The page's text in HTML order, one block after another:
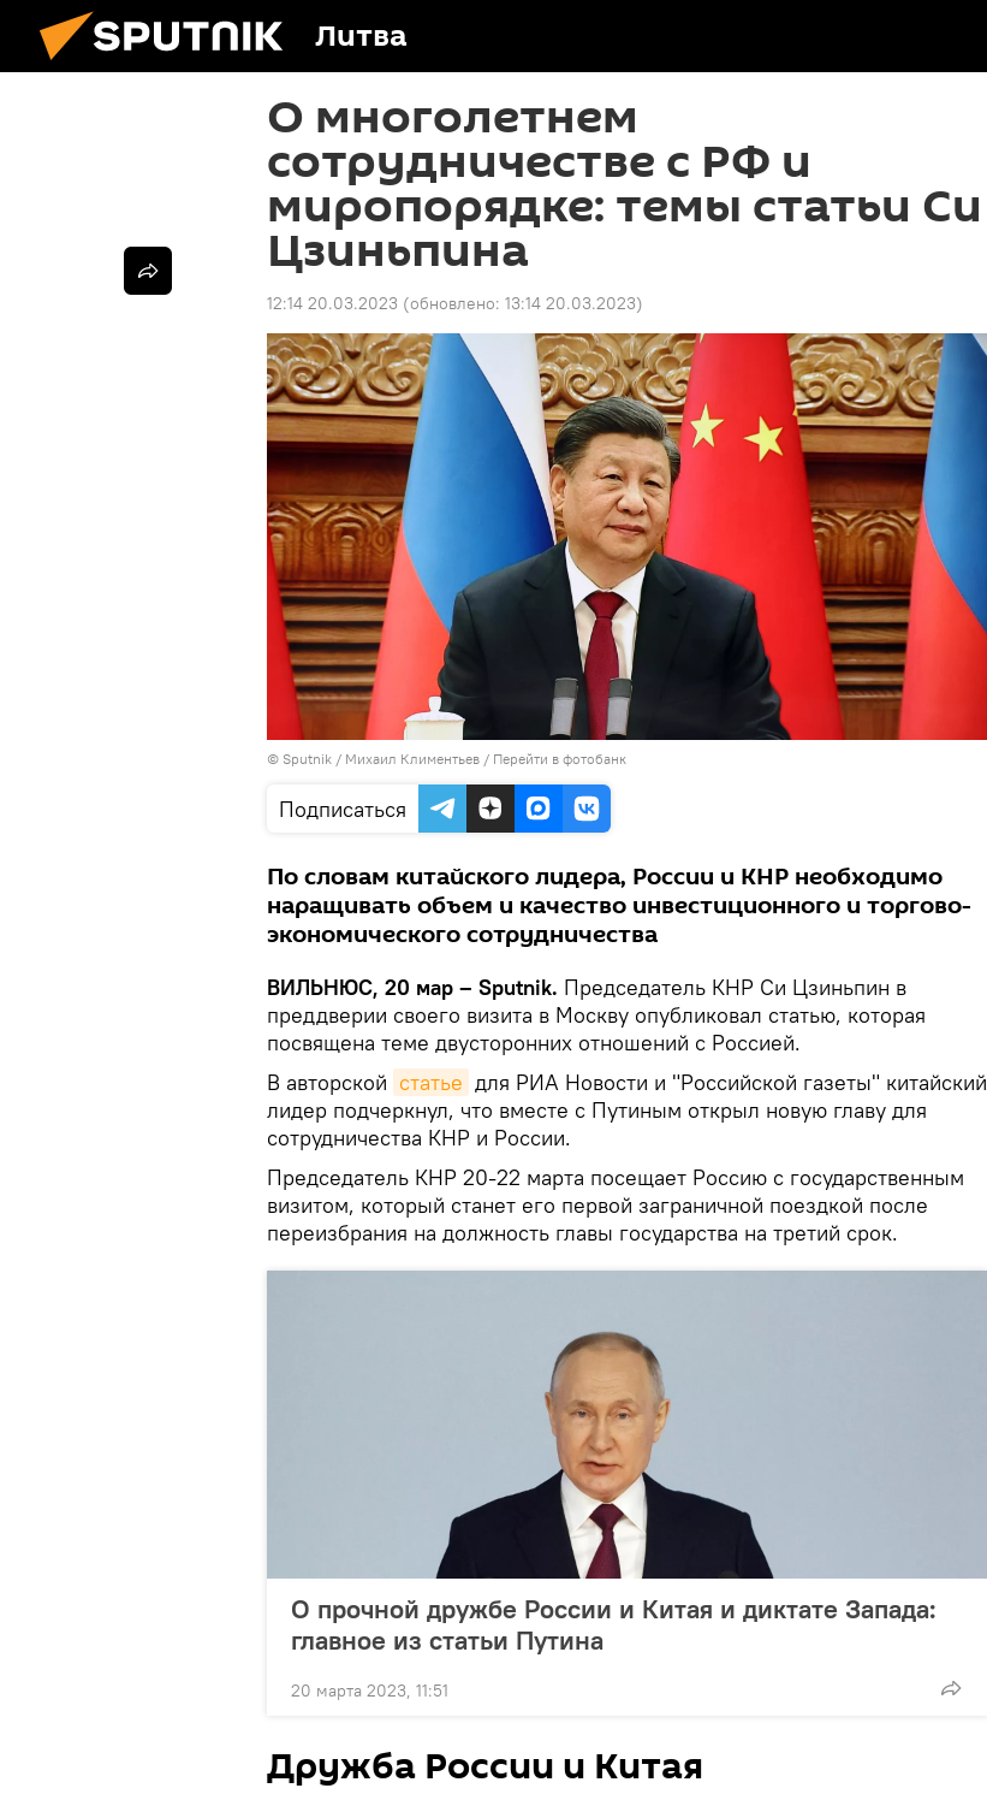
Литва
О многолетнем
сотрудничестве с РФ и
миропорядке: темы статьи Си
Цзиньпина
12:14 20.03.2023 (обновлено: 13:14 20.03.2023)
© Sputnik / Михаил Климентьев / Перейти в фотобанк
Подписаться
По словам китайского лидера, России и КНР необходимо
наращивать объем и качество инвестиционного и торгово-
экономического сотрудничества
ВИЛЬНЮС, 20 мар – Sputnik. Председатель КНР Си Цзиньпин в
преддверии своего визита в Москву опубликовал статью, которая
посвящена теме двусторонних отношений с Россией.
В авторской статье для РИА Новости и "Российской газеты" китайский
лидер подчеркнул, что вместе с Путиным открыл новую главу для
сотрудничества КНР и России.
Председатель КНР 20-22 марта посещает Россию с государственным
визитом, который станет его первой заграничной поездкой после
переизбрания на должность главы государства на третий срок.
О прочной дружбе России и Китая и диктате Запада:
главное из статьи Путина
20 марта 2023, 11:51
Дружба России и Китая